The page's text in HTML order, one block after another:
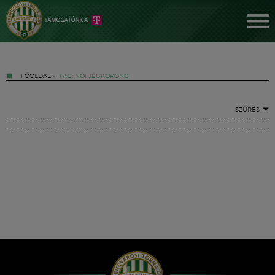
FŐOLDAL » TAG: NŐI JÉGKORONG
SZŰRÉS
Hírek